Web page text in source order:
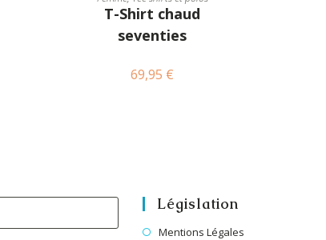
T-Shirt chaud
seventies
69,95 €
Législation
Mentions Légales